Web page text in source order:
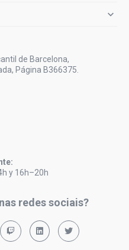

de Barcelona,
Página B366375.
y 16h–20h
redes sociais?